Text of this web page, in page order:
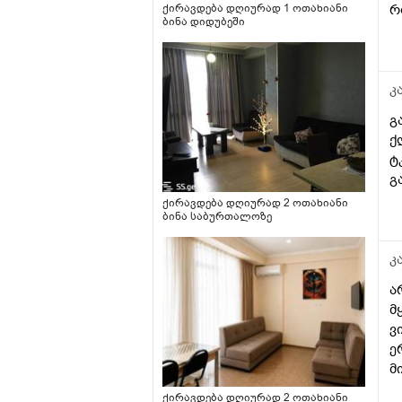
ქირავდება დღიურად 1 ოთახიანი
ბინა დიდუბეში
ქირავდება დღიურად 2 ოთახიანი
ბინა საბურთალოზე
ქირავდება დღიურად 2 ოთახიანი